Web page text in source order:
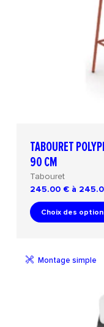
TABOURET
90 CM
Tabouret
245.00 € à
Choix des
Montage simple